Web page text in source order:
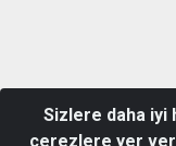
Kızılcasöğüt
Sizlere daha
çerezlere yer